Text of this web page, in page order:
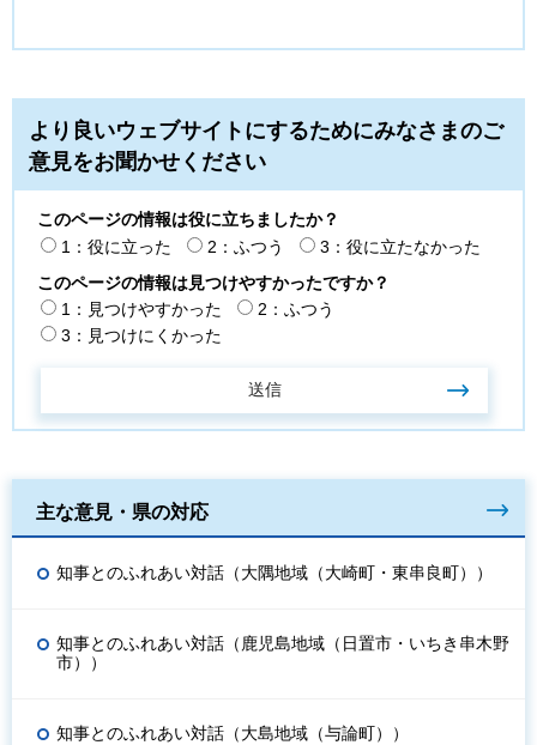
より良いウェブサイトにするためにみなさまのご
意見をお聞かせください
このページの情報は役に立ちましたか？
1：役に立った
2：ふつう
3：役に立たなかった
このページの情報は見つけやすかったですか？
1：見つけやすかった
2：ふつう
3：見つけにくかった
主な意見・県の対応
知事とのふれあい対話（大隅地域（大崎町・東串良町））
知事とのふれあい対話（鹿児島地域（日置市・いちき串木野
市））
知事とのふれあい対話（大島地域（与論町））